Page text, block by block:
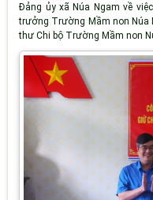
Đảng ủy xã Núa Ngam về
trưởng Trường Mầm non Núa
thư Chi bộ Trường Mầm non